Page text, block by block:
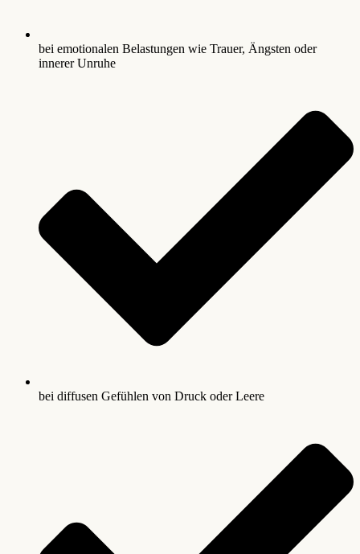
bei emotionalen Belastungen wie Trauer, Ängsten oder
innerer Unruhe
bei diffusen Gefühlen von Druck oder Leere